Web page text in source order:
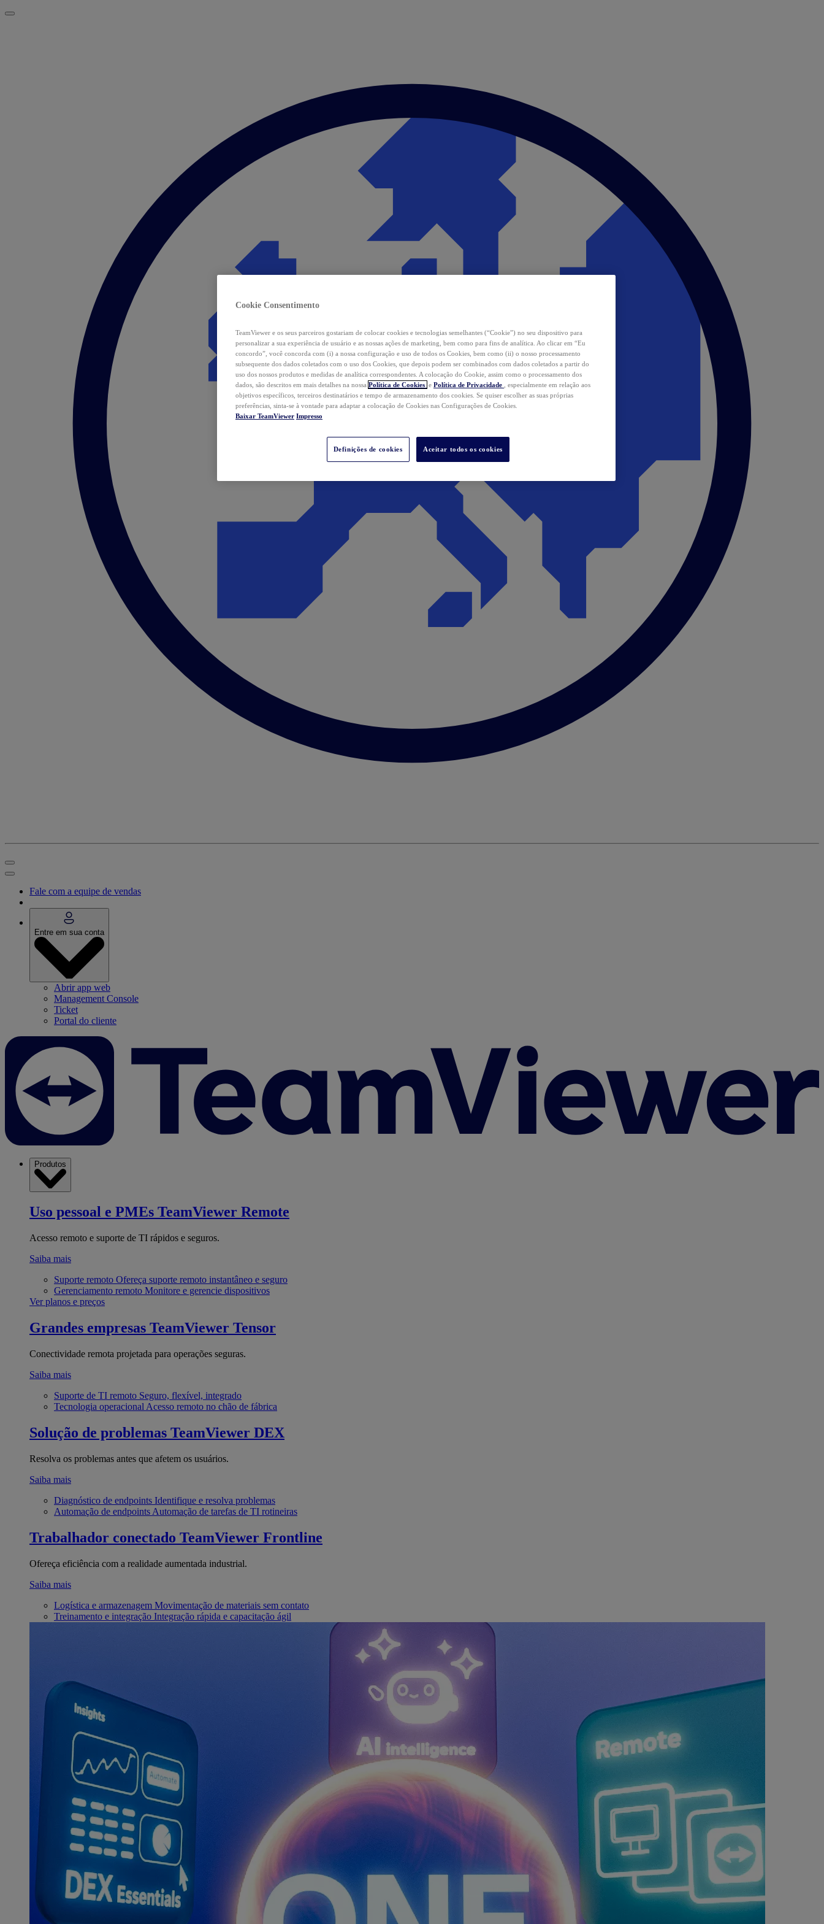
Fale com a equipe de vendas
Entre em sua conta
Abrir app web
Management Console
Ticket
Portal do cliente
Produtos
Uso pessoal e PMEs TeamViewer Remote
Acesso remoto e suporte de TI rápidos e seguros.
Saiba mais
Suporte remoto Ofereça suporte remoto instantâneo e seguro
Gerenciamento remoto Monitore e gerencie dispositivos
Ver planos e preços
Grandes empresas TeamViewer Tensor
Conectividade remota projetada para operações seguras.
Saiba mais
Suporte de TI remoto Seguro, flexível, integrado
Tecnologia operacional Acesso remoto no chão de fábrica
Solução de problemas TeamViewer DEX
Resolva os problemas antes que afetem os usuários.
Saiba mais
Diagnóstico de endpoints Identifique e resolva problemas
Automação de endpoints Automação de tarefas de TI rotineiras
Trabalhador conectado TeamViewer Frontline
Ofereça eficiência com a realidade aumentada industrial.
Saiba mais
Logística e armazenagem Movimentação de materiais sem contato
Treinamento e integração Integração rápida e capacitação ágil
Cookie Consentimento
TeamViewer e os seus parceiros gostariam de colocar cookies e tecnologias semelhantes (“Cookie”) no seu dispositivo para
personalizar a sua experiência de usuário e as nossas ações de marketing, bem como para fins de analítica. Ao clicar em “Eu
concordo”, você concorda com (i) a nossa configuração e uso de todos os Cookies, bem como (ii) o nosso processamento
subsequente dos dados coletados com o uso dos Cookies, que depois podem ser combinados com dados coletados a partir do
uso dos nossos produtos e medidas de analítica correspondentes. A colocação do Cookie, assim como o processamento dos
dados, são descritos em mais detalhes na nossa Política de Cookies e Política de Privacidade
, especialmente em relação aos
objetivos específicos, terceiros destinatários e tempo de armazenamento dos cookies. Se quiser escolher as suas próprias
preferências, sinta-se à vontade para adaptar a colocação de Cookies nas Configurações de Cookies.
Baixar TeamViewer Impresso
Definições de cookies Aceitar todos os cookies